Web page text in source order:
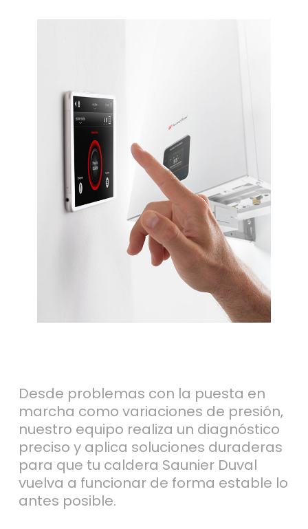
Desde problemas con la puesta en
marcha como variaciones de presión,
nuestro equipo realiza un diagnóstico
preciso y aplica soluciones duraderas
para que tu caldera Saunier Duval
vuelva a funcionar de forma estable lo
antes posible.